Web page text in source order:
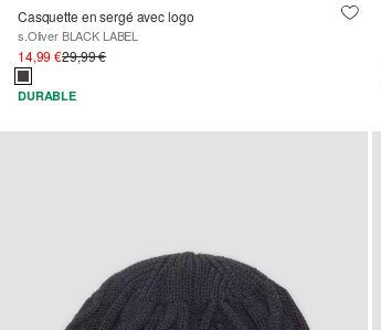
Casquette en sergé avec logo
s.Oliver BLACK LABEL
14,99 €29,99 €
DURABLE